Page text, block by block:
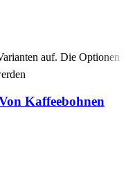
auf. Die Optionen
Kaffeebohnen